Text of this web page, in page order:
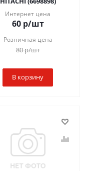
Интернет цена
60р/шт
Розничная цена
80р/шт
В корзину